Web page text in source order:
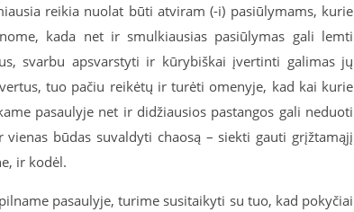
reikia nuolat būti atviram (-i) pasiūlymams, kurie
kada net ir smulkiausias pasiūlymas gali lemti
svarbu apsvarstyti ir kūrybiškai įvertinti galimas jų
tuo pačiu reikėtų ir turėti omenyje, kad kai kurie
pasaulyje net ir didžiausios pastangos gali neduoti
būdas suvaldyti chaosą – siekti gauti grįžtamąjį
ir kodėl.
pasaulyje, turime susitaikyti su tuo, kad pokyčiai